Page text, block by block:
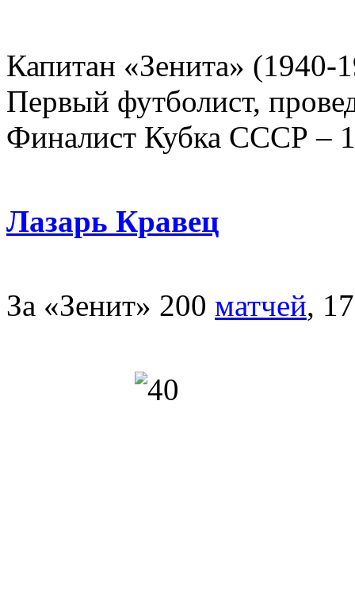
Капитан «Зенита» (1940-
Первый футболист,
Финалист Кубка СССР –
Лазарь Кравец
За «Зенит» 200 матчей,